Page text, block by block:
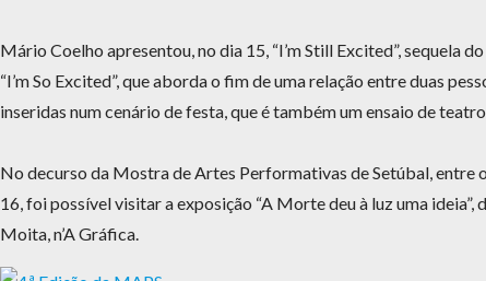
Mário Coelho apresentou, no dia 15, “I’m Still Excited”, sequela
“I’m So Excited”, que aborda o fim de uma relação entre duas
inseridas num cenário de festa, que é também um ensaio de
No decurso da Mostra de Artes Performativas de Setúbal, entre
16, foi possível visitar a exposição “A Morte deu à luz uma ideia”,
Moita, n’A Gráfica.